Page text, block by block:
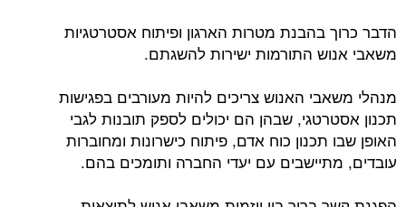
הדבר כרוך בהבנת מטרות הארגון ופיתוח אסטרטגיות
משאבי אנוש התורמות ישירות להשגתם.
מנהלי משאבי האנוש צריכים להיות מעורבים בפגישות
תכנון אסטרטגי, שבהן הם יכולים לספק תובנות לגבי
האופן שבו תכנון כוח אדם, פיתוח כישרונות ומחוברות
עובדים, מתיישבים עם יעדי החברה ותומכים בהם.